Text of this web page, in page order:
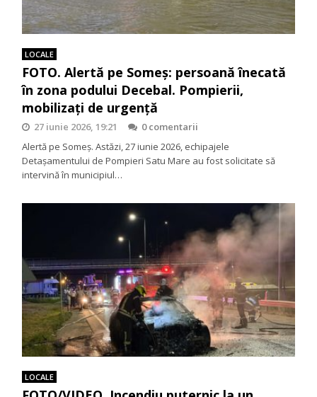
LOCALE
FOTO. Alertă pe Someș: persoană înecată
în zona podului Decebal. Pompierii,
mobilizați de urgență
27 iunie 2026, 19:21
0 comentarii
Alertă pe Someș. Astăzi, 27 iunie 2026, echipajele
Detașamentului de Pompieri Satu Mare au fost solicitate să
intervină în municipiul…
LOCALE